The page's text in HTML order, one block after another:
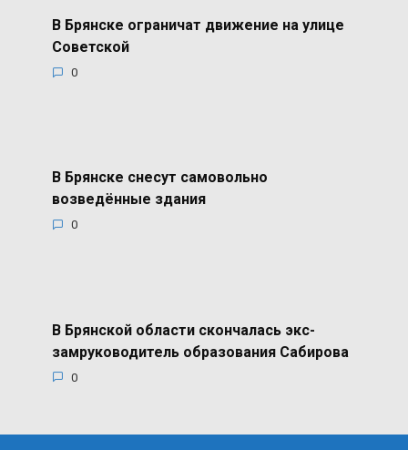
В Брянске ограничат движение на улице
Советской
0
В Брянске снесут самовольно
возведённые здания
0
В Брянской области скончалась экс-
замруководитель образования Сабирова
0